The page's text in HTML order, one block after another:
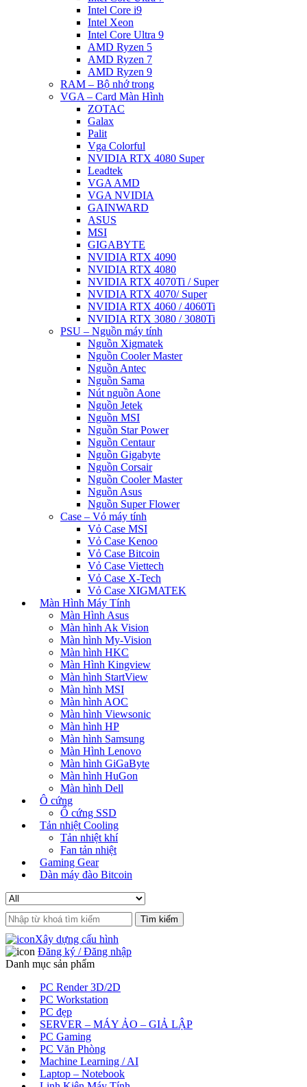
Intel Core i9
Intel Xeon
Intel Core Ultra 9
AMD Ryzen 5
AMD Ryzen 7
AMD Ryzen 9
RAM – Bộ nhớ trong
VGA – Card Màn Hình
ZOTAC
Galax
Palit
Vga Colorful
NVIDIA RTX 4080 Super
Leadtek
VGA AMD
VGA NVIDIA
GAINWARD
ASUS
MSI
GIGABYTE
NVIDIA RTX 4090
NVIDIA RTX 4080
NVIDIA RTX 4070Ti / Super
NVIDIA RTX 4070/ Super
NVIDIA RTX 4060 / 4060Ti
NVIDIA RTX 3080 / 3080Ti
PSU – Nguồn máy tính
Nguồn Xigmatek
Nguồn Cooler Master
Nguồn Antec
Nguồn Sama
Nút nguồn Aone
Nguồn Jetek
Nguồn MSI
Nguồn Star Power
Nguồn Centaur
Nguồn Gigabyte
Nguồn Corsair
Nguồn Cooler Master
Nguồn Asus
Nguồn Super Flower
Case – Vỏ máy tính
Vỏ Case MSI
Vỏ Case Kenoo
Vỏ Case Bitcoin
Vỏ Case Viettech
Vỏ Case X-Tech
Vỏ Case XIGMATEK
Màn Hình Máy Tính
Màn Hình Asus
Màn hình Ak Vision
Màn hình My-Vision
Màn hình HKC
Màn Hình Kingview
Màn hình StartView
Màn hình MSI
Màn hình AOC
Màn hình Viewsonic
Màn hình HP
Màn hình Samsung
Màn Hình Lenovo
Màn hình GiGaByte
Màn hình HuGon
Màn hình Dell
Ô cứng
Ổ cứng SSD
Tản nhiệt Cooling
Tản nhiệt khí
Fan tản nhiệt
Gaming Gear
Dàn máy đào Bitcoin
Search
for:
Xây dựng cấu hình
Đăng ký / Đăng nhập
Danh mục sản phẩm
PC Render 3D/2D
PC Workstation
PC đẹp
SERVER – MÁY ẢO – GIẢ LẬP
PC Gaming
PC Văn Phòng
Machine Learning / AI
Laptop – Notebook